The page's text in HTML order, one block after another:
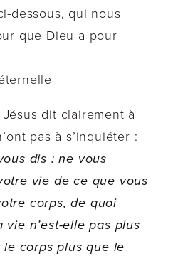
dessous, qui nous
que Dieu a pour
dit clairement à
pas à s’inquiéter :
dis : ne vous
vie de ce que vous
corps, de quoi
vie n’est-elle pas plus
corps plus que le